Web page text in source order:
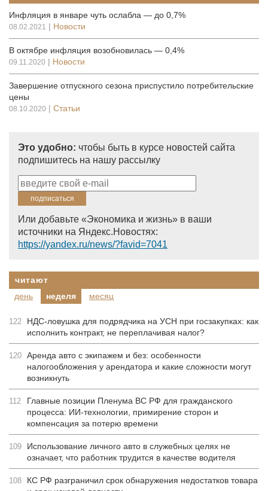
Инфляция в январе чуть ослабла — до 0,7%
08.02.2021 | Новости
В октябре инфляция возобновилась — 0,4%
09.11.2020 | Новости
Завершение отпускного сезона приспустило потребительские
цены
08.10.2020 | Статьи
Это удобно: чтобы быть в курсе новостей сайта
подпишитесь на нашу рассылку
Или добавьте «Экономика и жизнь» в ваши
источники на Яндекс.Новостях:
https://yandex.ru/news/?favid=7041
читают
день
неделя месяц
122
НДС-ловушка для подрядчика на УСН при госзакупках: как
исполнить контракт, не переплачивая налог?
120 Аренда авто с экипажем и без: особенности
налогообложения у арендатора и какие сложности могут
возникнуть
112
Главные позиции Пленума ВС РФ для гражданского
процесса: ИИ-технологии, примирение сторон и
компенсация за потерю времени
109
Использование личного авто в служебных целях не
означает, что работник трудится в качестве водителя
108
КС РФ разграничил срок обнаружения недостатков товара